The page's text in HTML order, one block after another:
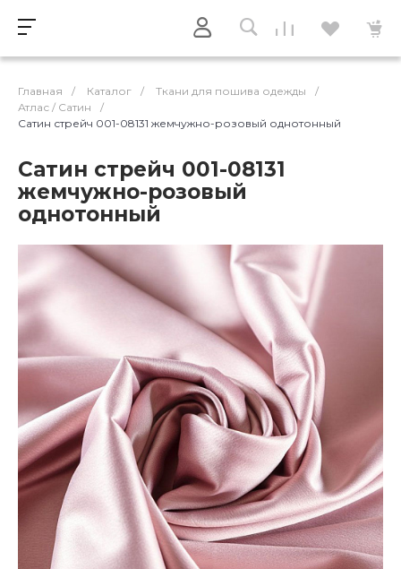
Главная / Каталог / Ткани для пошива одежды
/
Атлас / Cатин
/
Сатин стрейч 001-08131 жемчужно-розовый однотонный
Сатин стрейч 001-08131
жемчужно-розовый
однотонный